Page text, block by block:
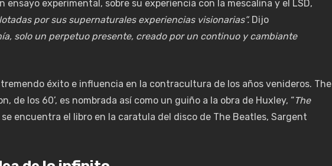
ensayo experimental, sobre su experiencia con la mescalina y el LSD,
por sus supernaturales experiencias visionarias”. Dijo
solo un perpetuo presente, creado por un continuo y cambiante
éxito e influencia en la contracultura de los años venideros. The
de los 60’, es nombrada así como un guiño a la obra de Huxley, “The
se encuentra el libro en la caratula del disco de The Beatles, Sargent